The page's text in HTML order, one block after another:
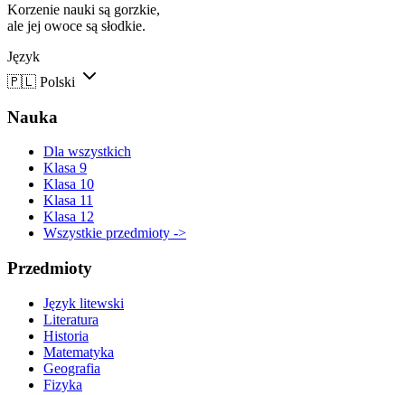
Korzenie nauki są gorzkie,
ale jej owoce są słodkie.
Język
🇵🇱 Polski
Nauka
Dla wszystkich
Klasa 9
Klasa 10
Klasa 11
Klasa 12
Wszystkie przedmioty ->
Przedmioty
Język litewski
Literatura
Historia
Matematyka
Geografia
Fizyka